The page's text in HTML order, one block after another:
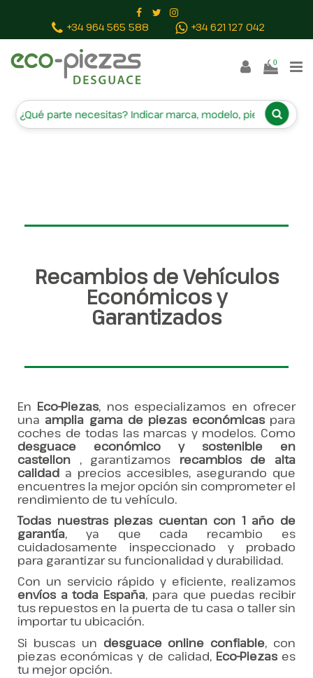
+34 964 565 588 +34 621 127 042
0
RECAMBIOS
BAJAS Y TASACIONES
CONTACTO
Inicio Piezas vehículos
Recambios de Vehículos
Económicos y
Garantizados
En Eco-Piezas, nos especializamos en ofrecer
una amplia gama de piezas económicaspara
coches de todas las marcas y modelos. Como
desguace económico y sostenible en
castellon , garantizamos recambios de alta
calidad a precios accesibles, asegurando que
encuentres la mejor opción sin comprometer el
rendimiento de tu vehículo.
Todas nuestras piezas cuentan con 1 año de
garantía, ya que cada recambio es
cuidadosamente inspeccionado y probado
para garantizar su funcionalidad y durabilidad.
Con un servicio rápido y eficiente, realizamos
envíos a toda España, para que puedas recibir
tus repuestos en la puerta de tu casa o taller sin
importar tu ubicación.
Si buscas un desguace online confiable, con
piezas económicas y de calidad, Eco-Piezases
tu mejor opción.